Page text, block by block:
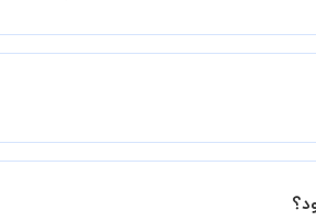
در صورتیکه مایل هستید کلاس ها
شما و استاد تعیین خواهد شد.